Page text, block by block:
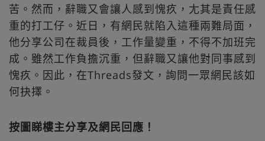
苦。然而，辭職又會讓人感到愧疚，尢其是責任感
重的打工仔。近日，有網民就陷入這種兩難局面，
他分享公司在裁員後，工作量變重，不得不加班完
成。雖然工作負擔沉重，但辭職又讓他對同事感到
愧疚。因此，在Threads發文，詢問一眾網民該如
何抉擇。
按圖睇樓主分享及網民回應！